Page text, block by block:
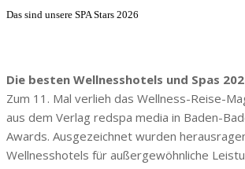
Das sind unsere SPA Stars 2026
Die besten Wellnesshotels und Spas
Zum 11. Mal verlieh das Wellness-Reise-
aus dem Verlag redspa media in Baden-
Awards. Ausgezeichnet wurden
Wellnesshotels für außergewöhnliche